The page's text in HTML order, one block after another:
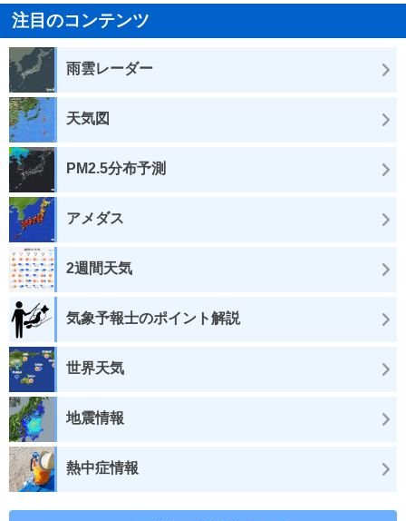
注目のコンテンツ
雨雲レーダー
天気図
PM2.5分布予測
アメダス
2週間天気
気象予報士のポイント解説
世界天気
地震情報
熱中症情報